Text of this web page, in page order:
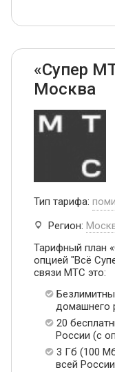
«Супер
Москва
Тип тарифа:
Регион:
Тарифный план
опцией "Всё
связи МТС это:
домашнего
20
России (с
3 Гб (100
всей